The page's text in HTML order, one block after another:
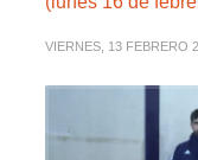
VIERNES, 13 FEBRERO